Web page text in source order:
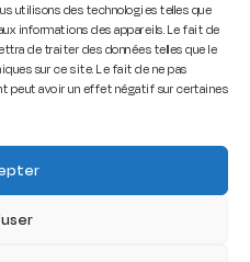
utilisons des technologies telles que
informations des appareils. Le fait de
de traiter des données telles que le
sur ce site. Le fait de ne pas
peut avoir un effet négatif sur certaines